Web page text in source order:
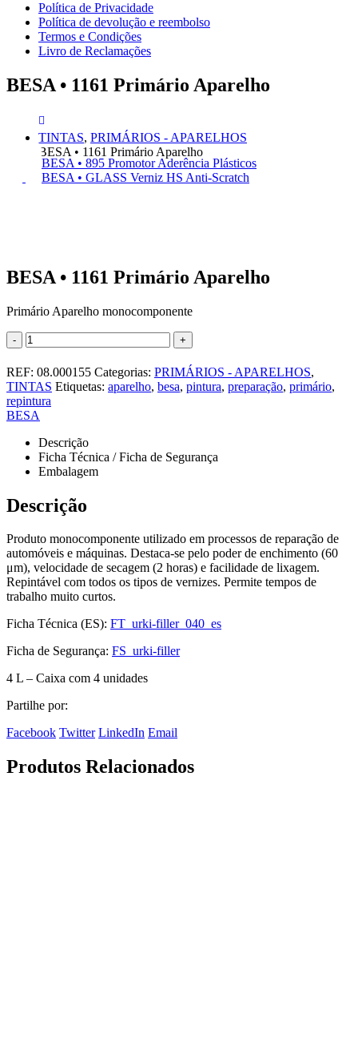
Política de Privacidade
Política de devolução e reembolso
Termos e Condições
Livro de Reclamações
BESA • 1161 Primário Aparelho
TINTAS, PRIMÁRIOS - APARELHOS
BESA • 1161 Primário Aparelho
BESA • 895 Promotor Aderência Plásticos
BESA • GLASS Verniz HS Anti-Scratch
BESA • 1161 Primário Aparelho
Primário Aparelho monocomponente
- +
REF: 08.000155 Categorias: PRIMÁRIOS - APARELHOS,
TINTAS Etiquetas: aparelho, besa, pintura, preparação, primário,
repintura
BESA
Descrição
Ficha Técnica / Ficha de Segurança
Embalagem
Descrição
Produto monocomponente utilizado em processos de reparação de
automóveis e máquinas. Destaca-se pelo poder de enchimento (60
μm), velocidade de secagem (2 horas) e facilidade de lixagem.
Repintável com todos os tipos de vernizes. Permite tempos de
trabalho muito curtos.
Ficha Técnica (ES): FT_urki-filler_040_es
Ficha de Segurança: FS_urki-filler
4 L – Caixa com 4 unidades
Partilhe por:
Facebook Twitter LinkedIn Email
Produtos Relacionados